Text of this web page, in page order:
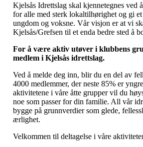
Kjelsås Idrettslag skal kjennetegnes ved
for alle med sterk lokaltilhørighet og gi
ungdom og voksne. Vår visjon er at vi
Kjelsås/Grefsen til et enda bedre sted å
For å være aktiv utøver i klubbens
medlem i Kjelsås idrettslag.
Ved å melde deg inn, blir du en del av
4000 medlemmer, der neste 85% er
aktivitetene i våre åtte grupper vil du
noe som passer for din familie. All vår
bygge på grunnverdier som glede,
ærlighet.
Velkommen til deltagelse i våre